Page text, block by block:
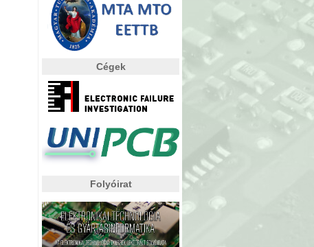
Cégek
Folyóirat